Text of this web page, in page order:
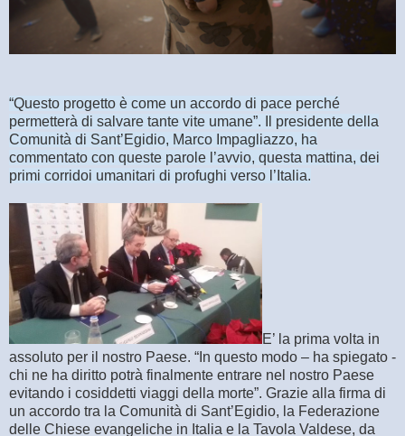
“Questo progetto è come un accordo di pace perché
permetterà di salvare tante vite umane”. Il presidente della
Comunità di Sant’Egidio, Marco Impagliazzo, ha
commentato con queste parole l’avvio, questa mattina, dei
primi corridoi umanitari di profughi verso l’Italia.
E’ la prima volta in
assoluto per il nostro Paese. “In questo modo – ha spiegato -
chi ne ha diritto potrà finalmente entrare nel nostro Paese
evitando i cosiddetti viaggi della morte”. Grazie alla firma di
un accordo tra la Comunità di Sant’Egidio, la Federazione
delle Chiese evangeliche in Italia e la Tavola Valdese, da